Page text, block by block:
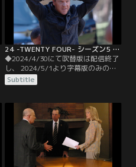
るが、テロには屈しない姿勢を貫く
ことを決意する。
24 -TWENTY FOUR- シーズン5 第06話／字幕
◆2024/4/30にて吹替版は配信終了
し、 2024/5/1より字幕版のみの配
信となります。予めご了承くださ
い。◆字幕／第06話 12：00
への関与が露呈した。神経ガスの行
方を掴むには、カミングスを糾弾す
るしかないと考えたジャックは、マ
イク・ノビックに連絡し密会を取り
付ける。
Subtitle